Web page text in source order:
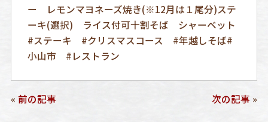
ー レモンマヨネーズ焼き(※12月は１尾分)ステ
ーキ(選択) ライス付可十割そば シャーベット
#ステーキ #クリスマスコース #年越しそば#
小山市 #レストラン
« 前の記事 次の記事 »